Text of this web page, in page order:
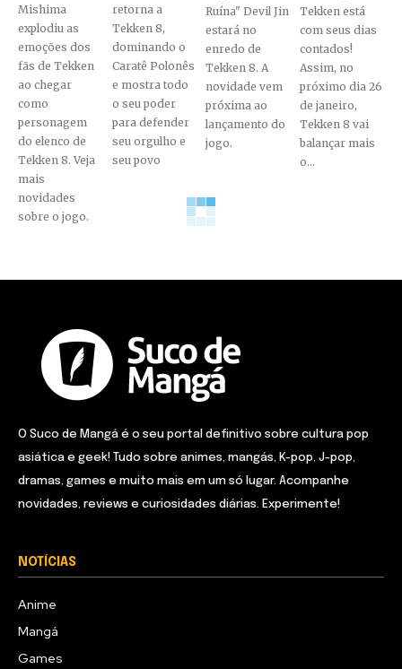
Mishima
explodiu as
emoções dos
fãs de Tekken
ao chegar
como
personagem
do elenco de
Tekken 8. Veja
mais
novidades
sobre o jogo.
retorna a
Tekken 8,
dominando o
Caratê Polonês
e mostra todo
o seu poder
para defender
seu orgulho e
seu povo
Ruína" Devil Jin
estará no
enredo de
Tekken 8. A
novidade vem
próxima ao
lançamento do
jogo.
Tekken está
com seus dias
contados!
Assim, no
próximo dia 26
de janeiro,
Tekken 8 vai
balançar mais
o...
O Suco de Mangá é o seu portal definitivo sobre cultura pop
asiática e geek! Tudo sobre animes, mangás, K-pop, J-pop,
dramas, games e muito mais em um só lugar. Acompanhe
novidades, reviews e curiosidades diárias. Experimente!
NOTÍCIAS
Anime
Mangá
Games